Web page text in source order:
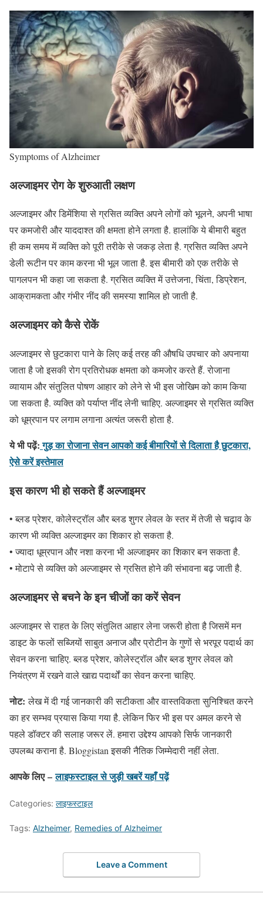
Symptoms of Alzheimer
अल्जाइमर रोग के शुरुआती लक्षण
अल्जाइमर और डिमेंशिया से ग्रसित व्यक्ति अपने लोगों को भूलने, अपनी भाषा
पर कमजोरी और याददाश्त की क्षमता होने लगता है. हालांकि ये बीमारी बहुत
ही कम समय में व्यक्ति को पूरी तरीके से जकड़ लेता है. ग्रसित व्यक्ति अपने
डेली रूटीन पर काम करना भी भूल जाता है. इस बीमारी को एक तरीके से
पागलपन भी कहा जा सकता है. ग्रसित व्यक्ति में उत्तेजना, चिंता, डिप्रेशन,
आक्रामकता और गंभीर नींद की समस्या शामिल हो जाती है.
अल्जाइमर को‌ कैसे रोकें
अल्जाइमर से छुटकारा पाने के लिए कई तरह की औषधि उपचार को अपनाया
जाता है जो इसकी रोग प्रतिरोधक क्षमता को कमजोर करते हैं. रोजाना
व्यायाम और संतुलित पोषण आहार को लेने से भी इस जोखिम को काम किया
जा सकता है. व्यक्ति को पर्याप्त नींद लेनी चाहिए. अल्जाइमर से ग्रसित व्यक्ति
को धूम्रपान पर लगाम लगाना अत्यंत जरूरी होता है.
ये भी पढ़ें:गुड़ का रोजाना सेवन आपको कई बीमारियों से दिलाता है छुटकारा,
ऐसे करें इस्तेमाल
इस कारण भी हो सकते हैं अल्जाइमर
• ब्लड प्रेशर, कोलेस्ट्रॉल और ब्लड शुगर लेवल के स्तर में तेजी से चढ़ाव के
कारण भी व्यक्ति अल्जाइमर का शिकार हो सकता है.
• ज्यादा धूम्रपान और नशा करना भी अल्जाइमर का शिकार बन सकता है.
• मोटापे से व्यक्ति को अल्जाइमर से ग्रसित होने की संभावना बढ़ जाती है.
अल्जाइमर से बचने के इन चीजों का करें सेवन
अल्जाइमर से राहत के लिए संतुलित आहार लेना जरूरी होता है जिसमें मन
डाइट के फलों सब्जियों साबुत अनाज और प्रोटीन के गुणों से भरपूर पदार्थ का
सेवन करना चाहिए. ब्लड प्रेशर, कोलेस्ट्रॉल और ब्लड शुगर लेवल को
नियंत्रण में रखने वाले खाद्य पदार्थों का सेवन करना चाहिए.
नोट: लेख में दी गई जानकारी की सटीकता और वास्तविकता सुनिश्चित करने
का हर सम्भव प्रयास किया गया है. लेकिन फिर भी इस पर अमल करने से
पहले डॉक्टर की सलाह जरूर लें. हमारा उद्देश्य आपको सिर्फ जानकारी
उपलब्ध कराना है. Bloggistan इसकी नैतिक जिम्मेदारी नहीं लेता.
आपके लिए –लाइफस्टाइलसे जुड़ी खबरें यहाँ पढ़ें
Categories: लाइफस्टाइल
Tags: Alzheimer, Remedies of Alzheimer
Leave a Comment